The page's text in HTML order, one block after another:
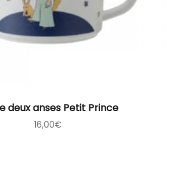
deux anses Petit Prince
16,00€